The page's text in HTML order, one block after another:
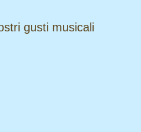
gusti musicali